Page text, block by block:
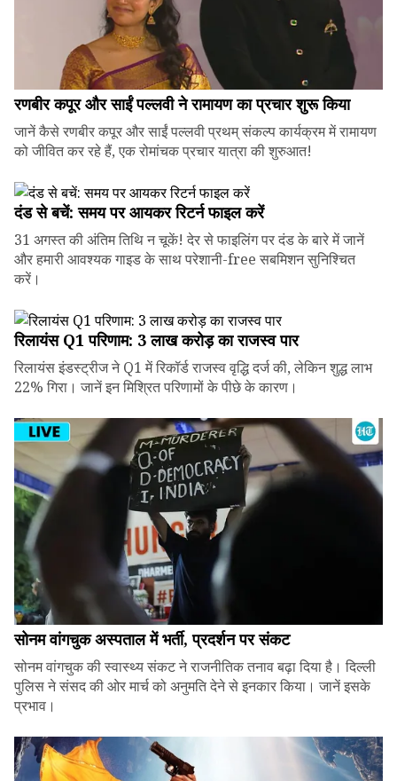
रणबीर कपूर और साईं पल्लवी ने रामायण का प्रचार शुरू किया
जानें कैसे रणबीर कपूर और साईं पल्लवी प्रथम् संकल्प कार्यक्रम में रामायण
को जीवित कर रहे हैं, एक रोमांचक प्रचार यात्रा की शुरुआत!
दंड से बचें: समय पर आयकर रिटर्न फाइल करें
31 अगस्त की अंतिम तिथि न चूकें! देर से फाइलिंग पर दंड के बारे में जानें
और हमारी आवश्यक गाइड के साथ परेशानी-free सबमिशन सुनिश्चित
करें।
रिलायंस Q1 परिणाम: ₹3 लाख करोड़ का राजस्व पार
रिलायंस इंडस्ट्रीज ने Q1 में रिकॉर्ड राजस्व वृद्धि दर्ज की, लेकिन शुद्ध लाभ
22% गिरा। जानें इन मिश्रित परिणामों के पीछे के कारण।
सोनम वांगचुक अस्पताल में भर्ती, प्रदर्शन पर संकट
सोनम वांगचुक की स्वास्थ्य संकट ने राजनीतिक तनाव बढ़ा दिया है। दिल्ली
पुलिस ने संसद की ओर मार्च को अनुमति देने से इनकार किया। जानें इसके
प्रभाव।